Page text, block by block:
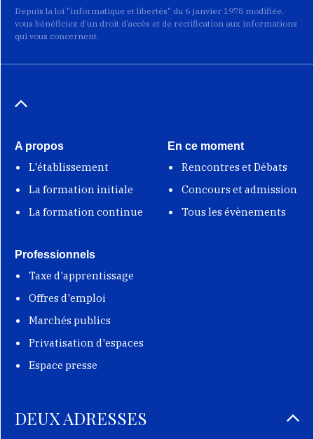
Depuis la loi "informatique et libertés" du 6 janvier 1978 modifiée,
vous bénéficiez d’un droit d’accès et de rectification aux informations
qui vous concernent.
A propos
L'établissement
La formation initiale
La formation continue
En ce moment
Rencontres et Débats
Concours et admission
Tous les évènements
Professionnels
Taxe d'apprentissage
Offres d'emploi
Marchés publics
Privatisation d'espaces
Espace presse
DEUX ADRESSES